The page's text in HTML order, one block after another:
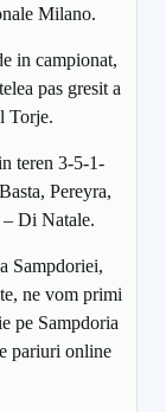
Milano.
in campionat,
pas gresit a
Torje.
teren 3-5-1-
Pereyra,
Di Natale.
Sampdoriei,
ne vom primi
pe Sampdoria
pariuri online